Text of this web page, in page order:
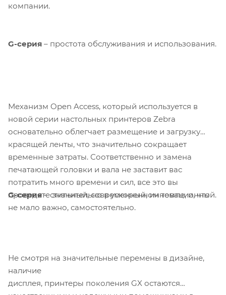
компании.
G-серия – простота обслуживания и использования.
Механизм Open Access, который используется в
новой серии настольных принтеров Zebra
основательно облегчает размещение и загрузку
красящей ленты, что значительно сокращает
временные затраты. Соответственно и замена
печатающей головки и вала не заставит вас
потратить много времени и сил, все это вы
проведете значительно в ускоренном темпе, и, что
не мало важно, самостоятельно.
G-серия– стильный, современный, инновационный.
Не смотря на значительные перемены в дизайне,
наличие
дисплея, принтеры поколения GX остаются